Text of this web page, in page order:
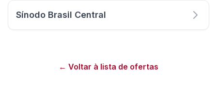
Sínodo Brasil Central
← Voltar à lista de ofertas